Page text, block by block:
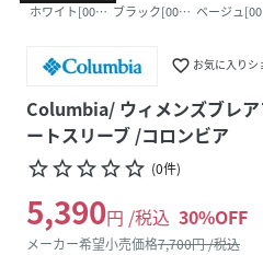
ホワイト[001001]ブラック[002001]ベージュ
favorite_border お気に入りシ
Columbia/ ウィメンズブレア
ートスリーブ /コロンビア
star_borderstar_borderstar_borderstar_borderstar_border (0件)
5,390円 /税込 30%OFF
メーカー希望小売価格7,700円 /税込